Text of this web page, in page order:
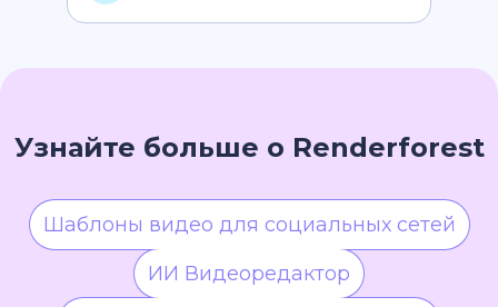
Узнайте больше о Renderforest
Шаблоны видео для социальных сетей
ИИ Видеоредактор